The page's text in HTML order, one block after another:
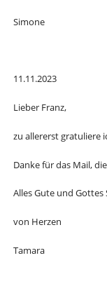
Simone
11.11.2023
Lieber Franz,
zu allererst gratuliere
Danke für das Mail,
Alles Gute und Gottes
von Herzen
Tamara